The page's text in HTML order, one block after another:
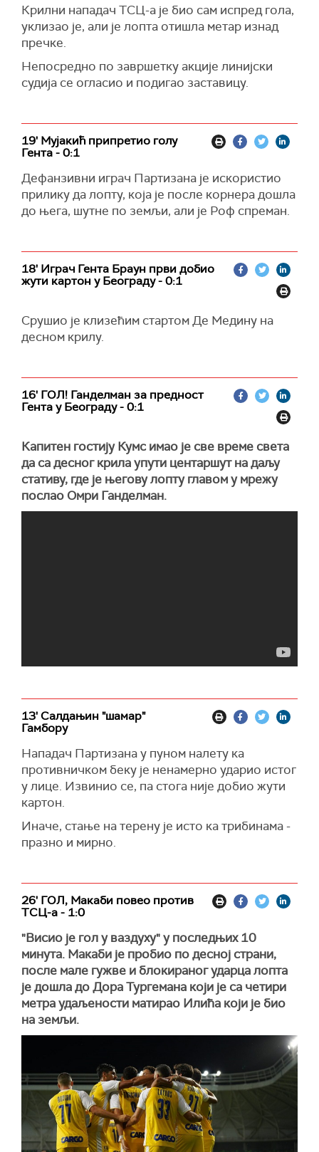
Крилни нападач ТСЦ-а је био сам испред гола,
уклизао је, али је лопта отишла метар изнад
пречке.
Непосредно по завршетку акције линијски
судија се огласио и подигао заставицу.
19' Мујакић припретио голу
Гента - 0:1
Дефанзивни играч Партизана је искористио
прилику да лопту, која је после корнера дошла
до њега, шутне по земљи, али је Роф спреман.
18' Играч Гента Браун први добио
жути картон у Београду - 0:1
Срушио је клизећим стартом Де Медину на
десном крилу.
16' ГОЛ! Ганделман за предност
Гента у Београду - 0:1
Капитен гостију Кумс имао је све време света
да са десног крила упути центаршут на даљу
стативу, где је његову лопту главом у мрежу
послао Омри Ганделман.
13' Салдањин "шамар"
Гамбору
Нападач Партизана у пуном налету ка
противничком беку је ненамерно ударио истог
у лице. Извинио се, па стога није добио жути
картон.
Иначе, стање на терену је исто ка трибинама -
празно и мирно.
26' ГОЛ, Макаби повео против
ТСЦ-а - 1:0
"Висио је гол у ваздуху" у последњих 10
минута. Макаби је пробио по десној страни,
после мале гужве и блокираног ударца лопта
је дошла до Дора Тургемана који је са четири
метра удаљености матирао Илића који је био
на земљи.